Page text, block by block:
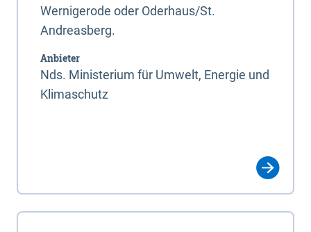
Wernigerode oder Oderhaus/St.
Andreasberg.
Anbieter
Nds. Ministerium für Umwelt, Energie und
Klimaschutz